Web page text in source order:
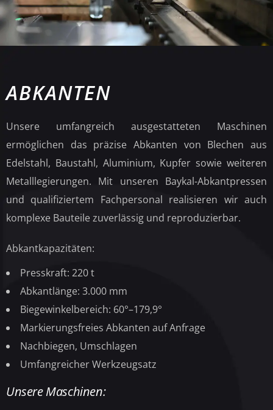
ABKANTEN
Unsere umfangreich ausgestatteten Maschinen
ermöglichen das präzise Abkanten von Blechen aus
Edelstahl, Baustahl, Aluminium, Kupfer sowie weiteren
Metalllegierungen. Mit unseren Baykal-Abkantpressen
und qualifiziertem Fachpersonal realisieren wir auch
komplexe Bauteile zuverlässig und reproduzierbar.
Abkantkapazitäten:
Presskraft: 220 t
Abkantlänge: 3.000 mm
Biegewinkelbereich: 60°–179,9°
Markierungsfreies Abkanten auf Anfrage
Nachbiegen, Umschlagen
Umfangreicher Werkzeugsatz
Unsere Maschinen: